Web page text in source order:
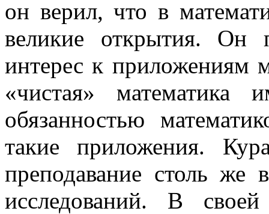
он верил, что в
великие открытия. Он
интерес к приложениям
«чистая» математика
обязанностью
такие приложения.
преподавание столь же
исследований. В